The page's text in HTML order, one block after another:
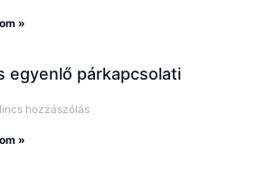
»
egyenlő párkapcsolati
hozzászólás
»